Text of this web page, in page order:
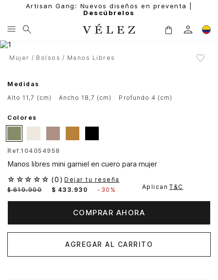
Artisan Gang: Nuevos diseños en preventa |
Descúbrelos
Mujer Bolsos Manos Libres
Medidas
alto 11,7 (cm)
ancho 18,7 (cm) profundo 4 (cm)
Colores
Ref.104054958
Manos libres mini garniel en cuero para mujer
☆ ☆ ☆ ☆ ☆ (0 ) Dejar tu reseña
$ 619.900 $ 433. 930 - 30% Aplican T&C
COMPRAR AHORA
AGREGAR AL CARRITO